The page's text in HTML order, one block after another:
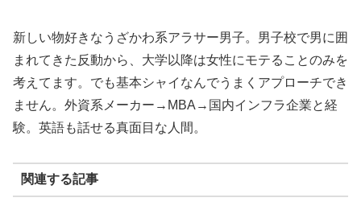
新しい物好きなうざかわ系アラサー男子。男子校で男に囲
まれてきた反動から、大学以降は女性にモテることのみを
考えてます。でも基本シャイなんでうまくアプローチでき
ません。外資系メーカー→MBA→国内インフラ企業と経
験。英語も話せる真面目な人間。
関連する記事